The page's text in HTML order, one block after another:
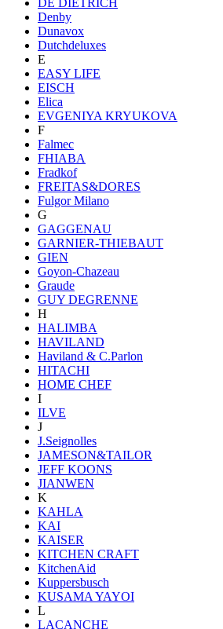
Denby
Dunavox
Dutchdeluxes
E
EASY LIFE
EISCH
Elica
EVGENIYA KRYUKOVA
F
Falmec
FHIABA
Fradkof
FREITAS&DORES
Fulgor Milano
G
GAGGENAU
GARNIER-THIEBAUT
GIEN
Goyon-Chazeau
Graude
GUY DEGRENNE
H
HALIMBA
HAVILAND
Haviland & C.Parlon
HITACHI
HOME CHEF
I
ILVE
J
J.Seignolles
JAMESON&TAILOR
JEFF KOONS
JIANWEN
K
KAHLA
KAI
KAISER
KITCHEN CRAFT
KitchenAid
Kuppersbusch
KUSAMA YAYOI
L
LACANCHE